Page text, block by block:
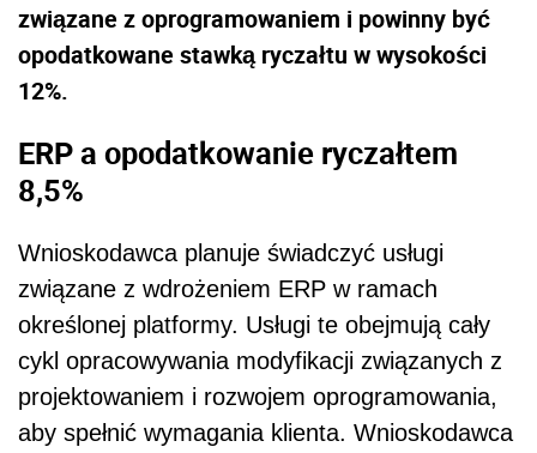
związane z oprogramowaniem i powinny być
opodatkowane stawką ryczałtu w wysokości
12%.
ERP a opodatkowanie ryczałtem
8,5%
Wnioskodawca planuje świadczyć usługi
związane z wdrożeniem ERP w ramach
określonej platformy. Usługi te obejmują cały
cykl opracowywania modyfikacji związanych z
projektowaniem i rozwojem oprogramowania,
aby spełnić wymagania klienta. Wnioskodawca